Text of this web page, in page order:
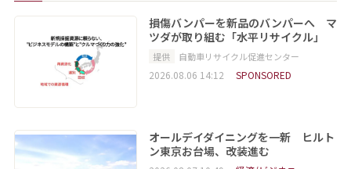
損傷バンパーを新品のバンパーへ マ
ツダが取り組む「水平リサイクル」
提供 自動車リサイクル促進センター
2026.08.06 14:12 SPONSORED
オールデイダイニングを一新 ヒルト
ン東京お台場、改装進む